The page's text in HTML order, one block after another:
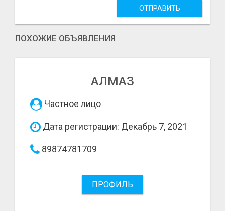
ОТПРАВИТЬ
ПОХОЖИЕ ОБЪЯВЛЕНИЯ
АЛМАЗ
Частное лицо
Дата регистрации: Декабрь 7, 2021
89874781709
ПРОФИЛЬ